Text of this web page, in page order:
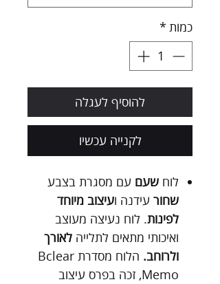
כמות *
להוסיף לעגלה
לקנייה עכשיו
לוח שעם עם מסגרת בצבע
שחור עידנה ועיצוב מיוחד
לפינות. לוח נעיצה מעוצב
ואיכותי מתאים לתלייה לאורך
ולרוחב.
הלוח מסדרת Bclear
Memo, זכה בפרס עיצוב